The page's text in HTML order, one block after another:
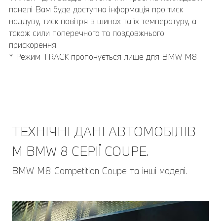
панелі Вам буде доступна інформація про тиск
наддуву, тиск повітря в шинах та їх температуру, а
також сили поперечного та поздовжнього
прискорення.
* Режим TRACK пропонується лише для BMW M8
за допомогою програми My BMW на Вашому
смартфоні або через SIM-карту, встановлену в
автомобілі, а потім встановити їх. Таким чином, можна
також активувати різні доступні функції Вашого BMW.
допомоги при перпендикулярному паркуванні, активна
сигналізація аварійного зближення, функція
екстреного гальмування, відеореєстратор BMW Drive
Recorder, асистент паралельної та перпендикулярної
парків ходом.
ТЕХНІЧНІ ДАНІ АВТОМОБІЛІВ
M BMW 8 СЕРІЇ COUPE.
BMW M8 Competition Coupe та інші моделі.